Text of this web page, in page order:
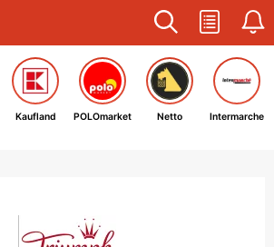
Kaufland POLOmarket Netto Intermarche